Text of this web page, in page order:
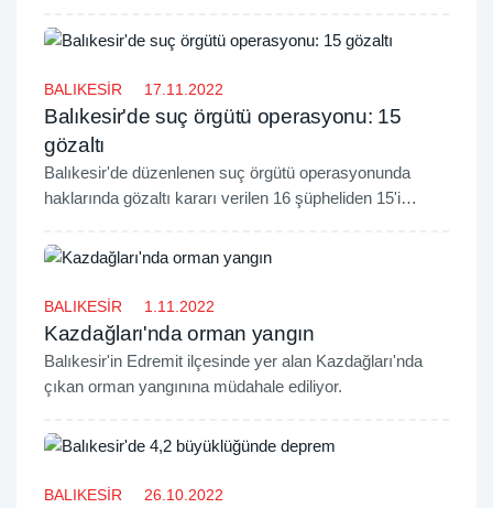
BALIKESİR 17.11.2022
Balıkesir'de suç örgütü operasyonu: 15
gözaltı
Balıkesir'de düzenlenen suç örgütü operasyonunda
haklarında gözaltı kararı verilen 16 şüpheliden 15'i
BALIKESİR 1.11.2022
Kazdağları'nda orman yangın
Balıkesir'in Edremit ilçesinde yer alan Kazdağları'nda
çıkan orman yangınına müdahale ediliyor.
BALIKESİR 26.10.2022